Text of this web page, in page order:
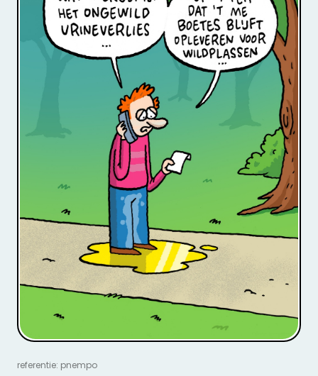
referentie: pnempo